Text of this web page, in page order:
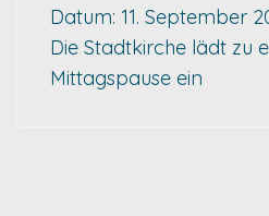
Datum: 11. September
Die Stadtkirche lädt zu
Mittagspause ein